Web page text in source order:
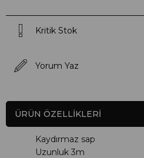
Kritik Stok
Yorum Yaz
ÜRÜN ÖZELLIKLERI
Kaydırmaz sap
Uzunluk 3m